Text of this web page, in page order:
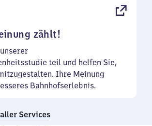
zählt!
teil und helfen Sie,
Ihre Meinung
Bahnhofserlebnis.
Services